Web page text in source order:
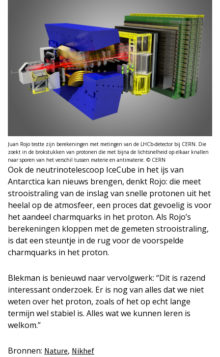
Juan Rojo testte zijn berekeningen met metingen van de LHCb-detector bij CERN. Die
zoekt in de brokstukken van protonen die met bijna de lichtsnelheid op elkaar knallen
naar sporen van het verschil tussen materie en antimaterie. © CERN
Ook de neutrinotelescoop IceCube in het ijs van
Antarctica kan nieuws brengen, denkt Rojo: die meet
strooistraling van de inslag van snelle protonen uit het
heelal op de atmosfeer, een proces dat gevoelig is voor
het aandeel charmquarks in het proton. Als Rojo’s
berekeningen kloppen met de gemeten strooistraling,
is dat een steuntje in de rug voor de voorspelde
charmquarks in het proton.
Blekman is benieuwd naar vervolgwerk: “Dit is razend
interessant onderzoek. Er is nog van alles dat we niet
weten over het proton, zoals of het op echt lange
termijn wel stabiel is. Alles wat we kunnen leren is
welkom.”
Bronnen: Nature, Nikhef